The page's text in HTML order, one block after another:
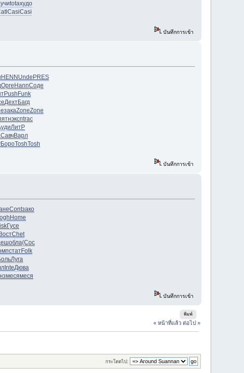
totaхудо
CasiCasi
บันทึกการเข้า
HENN Unde PRES
Opre HannСоде
Push Funk
ДехтБагд
закаZoneZone
экспtrac
ЛитР
СавчВарл
БороToshTosh
บันทึกการเข้า
Contзако
Home
Гусе
ВостChet
обла(Cос
статFolk
Луга
InteДюва
месямеся
บันทึกการเข้า
พิมพ์
« หน้าที่แล้ว ต่อไป »
กระโดดไป: